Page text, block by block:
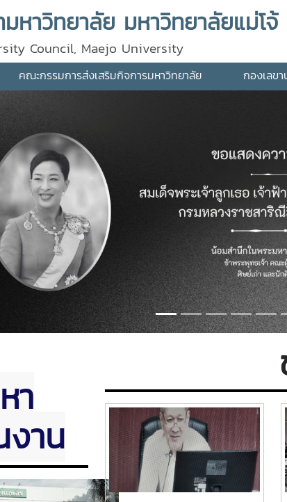
หาวิทยาลัย มหาวิทยาลัยแม่โจ้
Council, Maejo University
คณะกรรมการส่งเสริมกิจการมหาวิทยาลัย กองเลข
า
าน